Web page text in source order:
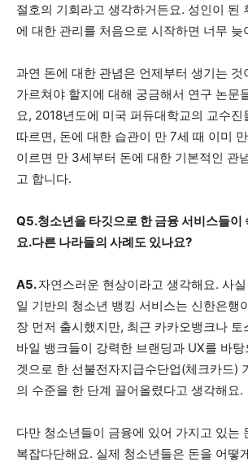
절호의 기회라고 생각하거든요. 성인이 된
에 대한 관리를 처음으로 시작하면 너무 늦
과연 돈에 대한 관념은 언제부터 생기는 것
가르쳐야 할지에 대해 궁금해서 연구 논문
요, 2018년도에 미국 퍼듀대학교의 교수진
따르면, 돈에 대한 습관이 만 7세 때 이미
이르면 만 3세부터 돈에 대한 기본적인 관
고 합니다.
Q5.청소년을 타깃으로 한 금융 서비스들이
요.다른 나라들의 사례도 있나요?
A5.자연스러운 현상이라고 생각해요. 사
일 기반의 청소년 뱅킹 서비스는 신한은행
장 먼저 출시했지만, 최근 카카오뱅크나 토
바일 뱅크들이 강력한 브랜딩과 UX를 바
겟으로 한 선불전자지급수단업(체크카드)
의 수준을 한 단계 끌어올렸다고 생각해요.
다만 청소년들이 금융에 있어 가지고 있는
복잡다단해요. 실제 청소년들은 돈을 어떻